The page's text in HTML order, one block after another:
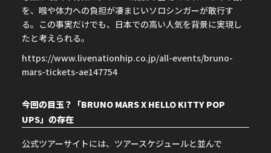
を、喉や体力への負担が凄まじいソロシンガーが敢行す
る。この事実だけでも、日本での高い人気を背景に実現し
たと考えられる。
https://www.livenationhip.co.jp/all-events/bruno-
mars-tickets-ae147754
今回の目玉？「BRUNO MARS X HELLO KITTY POP
UPS」の存在
公式ツアーサイトには、ツアースケジュールと並んで